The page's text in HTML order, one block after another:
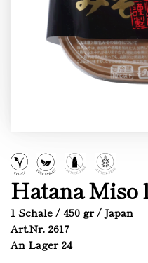
Hatana Miso
1 Schale / 450 gr / Japan
Art.Nr. 2617
An Lager 24